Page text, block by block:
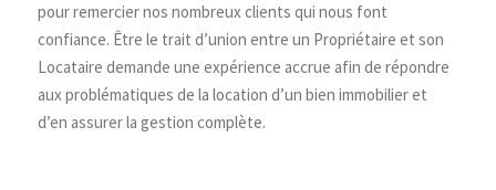
pour remercier nos nombreux clients qui nous font
confiance. Être le trait d’union entre un Propriétaire et son
Locataire demande une expérience accrue afin de répondre
aux problématiques de la location d’un bien immobilier et
d’en assurer la gestion complète.